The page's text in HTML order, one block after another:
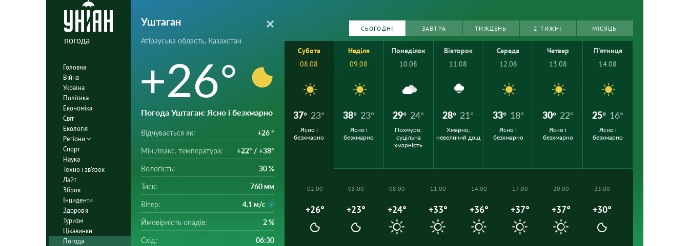
погода
Головна
Війна
Україна
Політика
Економіка
Світ
Екологія
Регіони
Спорт
Наука
Техно і зв'язок
Лайт
Зброя
Інциденти
Здоров'я
Туризм
Цікавинки
Погода
Уштаган
Атірауська область, Казахстан
+26°
Погода Уштаган: Ясно і безхмарно
Відчувається як: +26 °
Мін./mакс. температура: +22° / +38°
Вологість: 30 %
Тиск: 760 мм
Вітер: 4.1 м/с
Ймовірність опадів: 2 %
Схід: 06:30
СЬОГОДНІ ЗАВТРА ТИЖДЕНЬ 2 ТИЖНІ МІСЯЦЬ
Субота
08.08
37° 23°
Ясно і
безхмарно
Неділя
09.08
38° 23°
Ясно і
безхмарно
Понеділок
10.08
29° 24°
Похмуро,
суцільна
хмарність
Вівторок
11.08
28° 21°
Хмарно,
невеликий дощ
Середа
12.08
33° 18°
Ясно і
безхмарно
Четвер
13.08
30° 22°
Ясно і
безхмарно
П'ятниця
14.08
25° 16°
Ясно і
безхмарно
02:00
+26°
05:00
+23°
08:00
+24°
11:00
+33°
14:00
+36°
17:00
+37°
20:00
+37°
23:00
+30°